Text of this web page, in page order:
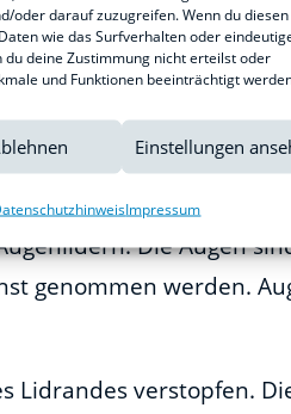
oder darauf zuzugreifen. Wenn du diesen
wie das Surfverhalten oder
deine Zustimmung nicht erteilst oder
und Funktionen beeinträchtigt
Einstellungen
Impressum
kann zu
vielen
Die Augen
genommen werden.
Lidrandes verstopfen.